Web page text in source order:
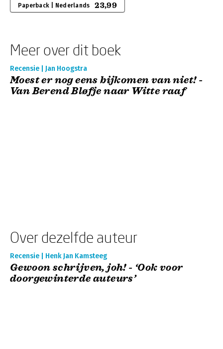
Paperback | Nederlands 23,99
Meer over dit boek
Recensie | Jan Hoogstra
Moest er nog eens bijkomen van niet! -
Van Berend Bløfje naar Witte raaf
Over dezelfde auteur
Recensie | Henk Jan Kamsteeg
Gewoon schrijven, joh! - ‘Ook voor
doorgewinterde auteurs’